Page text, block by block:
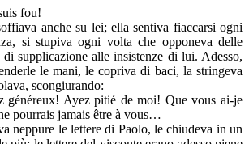
fou!
anche su lei; ella sentiva fiaccarsi ogni
si stupiva ogni volta che opponeva delle
supplicazione alle insistenze di lui. Adesso,
le mani, le copriva di baci, la stringeva
scongiurando:
Ayez pitié de moi! Que vous ai-je
pourrais jamais être à vous…
neppure le lettere di Paolo, le chiudeva in un